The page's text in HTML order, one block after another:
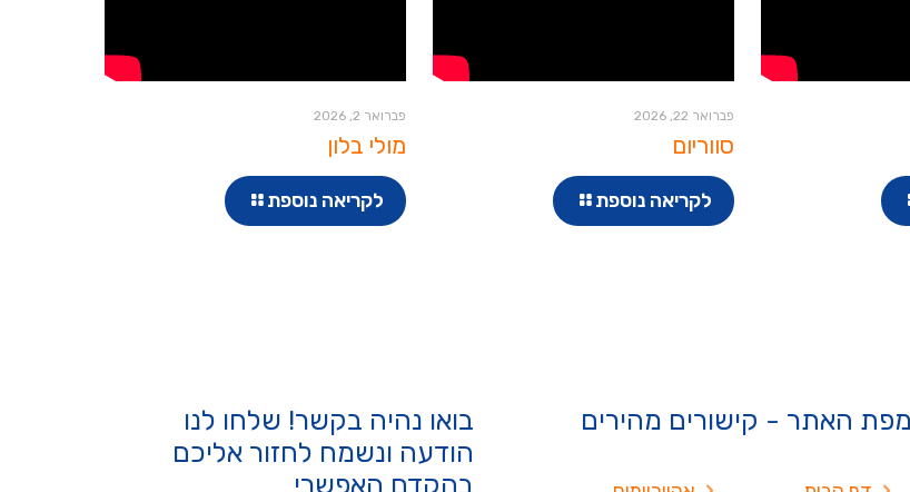
פברואר 22, 2026
סווריום
לקריאה נוספת
פברואר 2, 2026
מולי בלון
לקריאה נוספת
מפת האתר - קישורים מהירים
בואו נהיה בקשר! שלחו לנו
הודעה ונשמח לחזור אליכם
בהקדם האפשרי